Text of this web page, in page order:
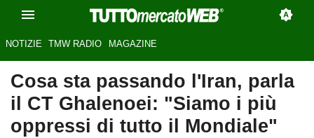
NOTIZIE TMW RADIO MAGAZINE
Cosa sta passando l'Iran, parla
il CT Ghalenoei: "Siamo i più
oppressi di tutto il Mondiale"